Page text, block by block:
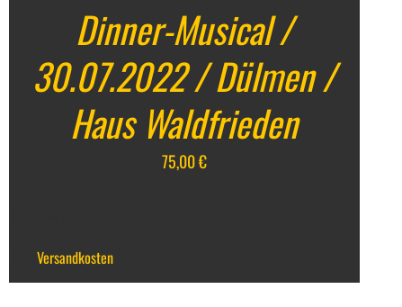
Dinner-Musical /
30.07.2022 / Dülmen /
Haus Waldfrieden
75,00€
Versandkosten